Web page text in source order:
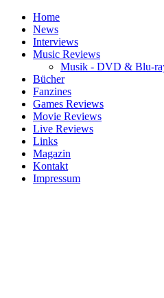
Home
News
Interviews
Music Reviews
Musik - DVD & Blu-
Bücher
Fanzines
Games Reviews
Movie Reviews
Live Reviews
Links
Magazin
Kontakt
Impressum